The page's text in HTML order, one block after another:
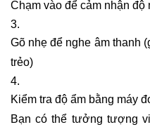
Chạm vào để cảm nhận độ
Gõ nhẹ để nghe âm thanh
trẻo)
Kiểm tra độ ẩm bằng máy
Bạn có thể tưởng tượng